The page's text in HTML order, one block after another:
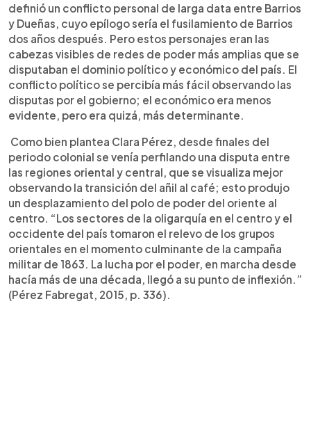
definió un conflicto personal de larga data entre Barrios
y Dueñas, cuyo epílogo sería el fusilamiento de Barrios
dos años después. Pero estos personajes eran las
cabezas visibles de redes de poder más amplias que se
disputaban el dominio político y económico del país. El
conflicto político se percibía más fácil observando las
disputas por el gobierno; el económico era menos
evidente, pero era quizá, más determinante.
Como bien plantea Clara Pérez, desde finales del
periodo colonial se venía perfilando una disputa entre
las regiones oriental y central, que se visualiza mejor
observando la transición del añil al café; esto produjo
un desplazamiento del polo de poder del oriente al
centro. “Los sectores de la oligarquía en el centro y el
occidente del país tomaron el relevo de los grupos
orientales en el momento culminante de la campaña
militar de 1863. La lucha por el poder, en marcha desde
hacía más de una década, llegó a su punto de inflexión.”
(Pérez Fabregat, 2015, p. 336).